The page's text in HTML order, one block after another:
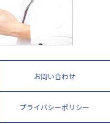
熊本県
県
説！ 大学受験の羅
お問い合わせ
プライバシーポリシー